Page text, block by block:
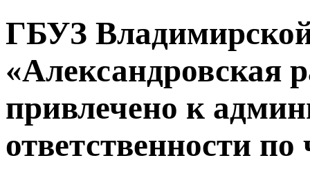
ГБУЗ
«Александровская
привлечено к
ответственности